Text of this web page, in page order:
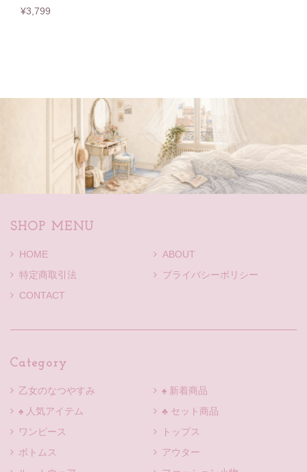
¥3,799
SHOP MENU
HOME
ABOUT
特定商取引法
プライバシーポリシー
CONTACT
Category
乙女のなつやすみ
♠ 新着商品
♠ 人気アイテム
♣ セット商品
ワンピース
トップス
ボトムス
アウター